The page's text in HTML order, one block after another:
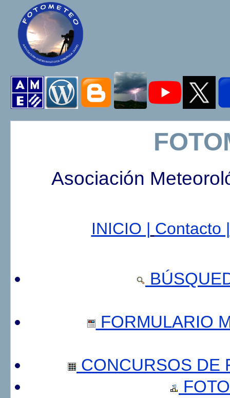
Asociación
INICIO | Contacto |
FORMULARIO
CONCURSOS DE